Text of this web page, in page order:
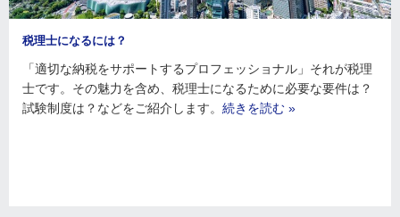
税理士になるには？
「適切な納税をサポートするプロフェッショナル」それが税理
士です。その魅力を含め、税理士になるために必要な要件は？
試験制度は？などをご紹介します。 続きを読む »